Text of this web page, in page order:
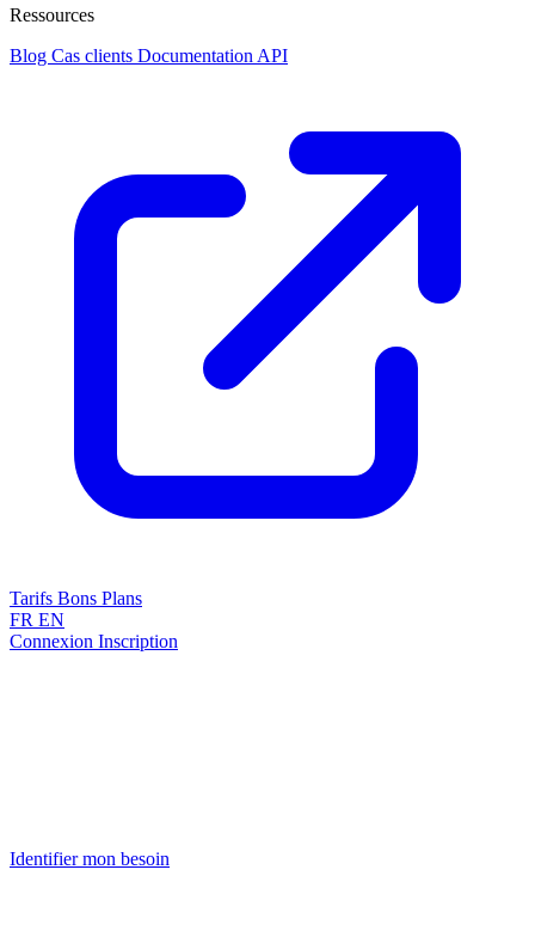
Ressources
Blog Cas clients Documentation API
Tarifs Bons Plans
FR EN
Connexion Inscription
Identifier mon besoin